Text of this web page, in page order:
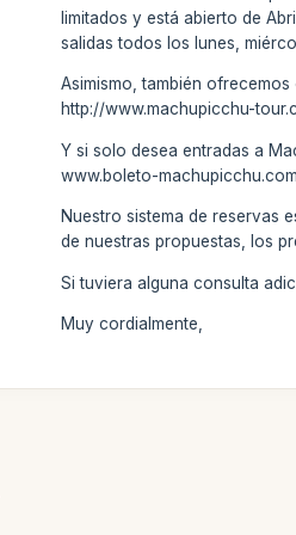
limitados y está abierto de
salidas todos los lunes,
Asimismo, también
http://www.machupicchu-
Y si solo desea entradas a
www.boleto-
Nuestro sistema de reservas
de nuestras propuestas, los
Si tuviera alguna consulta
Muy cordialmente,